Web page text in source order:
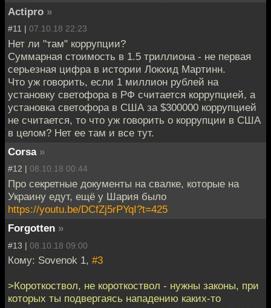
Actipro »
#11 | 07.10.18 22:23
Нет ли "там" коррупции?
Суммарная стоимость в 1.5 триллиона - не первая
серьезная цифра в истории Локхид Мартинн.
Что уж говорить, если 1 миллион рублей на
установку светофора в РФ считается коррупцией, а
установка светофора в США за $300000 коррупцией
не считается, то что уж говорить о коррупции в США
в целом? Нет ее там и все тут.
Corsa »
#12 | 08.10.18 00:44
Про секретные документы на свалке, которые на
Украину едут, ещё у Шария было
https://youtu.be/DCfZj5rPYqI?t=425
Forgotten »
#13 | 08.10.18 09:00
Кому: Sovenok 1, #3
>Короткоствол, не короткоствол - нужны законы, при
которых ты подвергаясь нападению каких-то